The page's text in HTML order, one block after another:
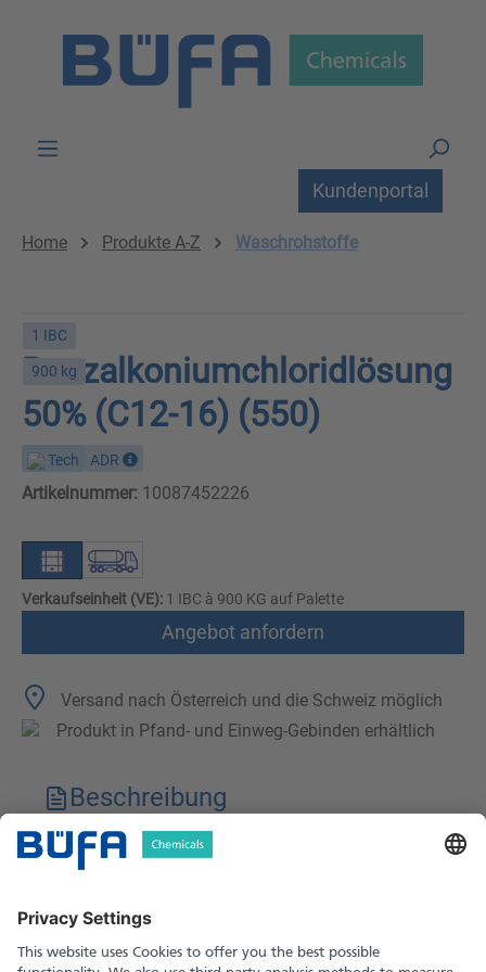
Kundenportal
Home Produkte A-Z Waschrohstoffe
1 IBC
900 kg
Benzalkoniumchloridlösung
50% (C12-16) (550)
Tech ADR
Artikelnummer: 10087452226
Verkaufseinheit (VE): 1 IBC à 900 KG auf Palette
Angebot anfordern
Versand nach Österreich und die Schweiz möglich
Produkt in Pfand- und Einweg-Gebinden erhältlich
Beschreibung
Technische Merkmale
Sicherheitshinweise